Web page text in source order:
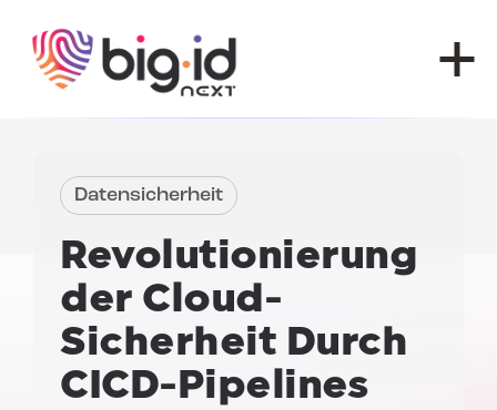
Datensicherheit
Revolutionierung
der Cloud-
Sicherheit Durch
CICD-Pipelines